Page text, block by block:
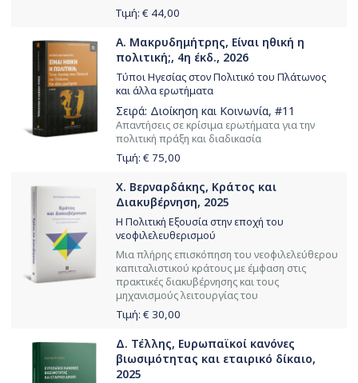
Τιμή: € 44,00
Α. Μακρυδημήτρης, Είναι ηθική η
πολιτική;, 4η έκδ., 2026
Τύποι Ηγεσίας στον Πολιτικό του Πλάτωνος
και άλλα ερωτήματα
Σειρά: Διοίκηση και Κοινωνία, #11
Απαντήσεις σε κρίσιμα ερωτήματα για την
πολιτική πράξη και διαδικασία
Τιμή: € 75,00
Χ. Βερναρδάκης, Κράτος και
Διακυβέρνηση, 2025
Η Πολιτική Εξουσία στην εποχή του
νεοφιλελευθερισμού
Μια πλήρης επισκόπηση του νεοφιλελεύθερου
καπιταλιστικού κράτους με έμφαση στις
πρακτικές διακυβέρνησης και τους
μηχανισμούς λειτουργίας του
Τιμή: € 30,00
Δ. Τέλλης, Ευρωπαϊκοί κανόνες
βιωσιμότητας και εταιρικό δίκαιο,
2025